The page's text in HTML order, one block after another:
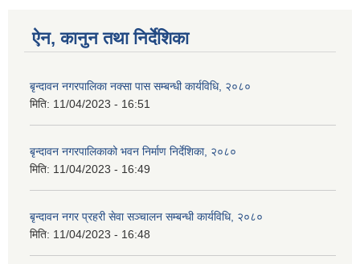
ऐन, कानुन तथा निर्देशिका
बृन्दावन नगरपालिका नक्सा पास सम्बन्धी कार्यविधि, २०८०
मिति: 11/04/2023 - 16:51
बृन्दावन नगरपालिकाको भवन निर्माण निर्देशिका, २०८०
मिति: 11/04/2023 - 16:49
बृन्दावन नगर प्रहरी सेवा सञ्चालन सम्बन्धी कार्यविधि, २०८०
मिति: 11/04/2023 - 16:48